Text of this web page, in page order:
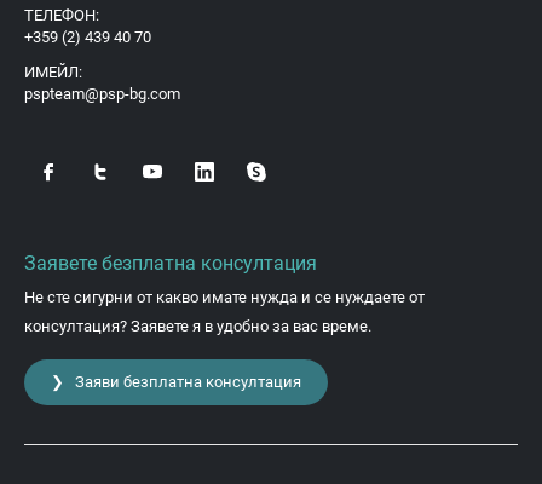
ТЕЛЕФОН:
+359 (2) 439 40 70
ИМЕЙЛ:
pspteam@psp-bg.com
Заявете безплатна консултация
Не сте сигурни от какво имате нужда и се нуждаете от
консултация? Заявете я в удобно за вас време.
❯ Заяви безплатна консултация